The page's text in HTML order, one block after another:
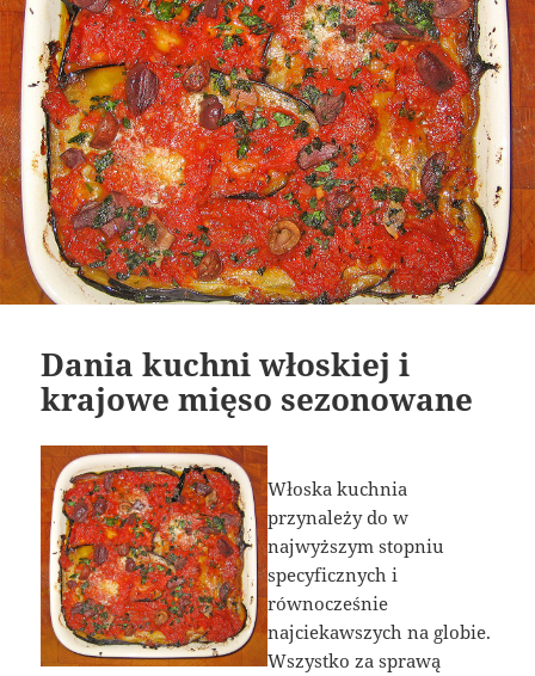
Dania kuchni włoskiej i
krajowe mięso sezonowane
Włoska kuchnia
przynależy do w
najwyższym stopniu
specyficznych i
równocześnie
najciekawszych na globie.
Wszystko za sprawą